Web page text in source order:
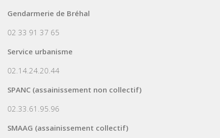
Gendarmerie de Bréhal
02 33 91 37 65
Service urbanisme
02.14.24.20.44
SPANC (assainissement non collectif)
02.33.61.95.96
SMAAG (assainissement collectif)